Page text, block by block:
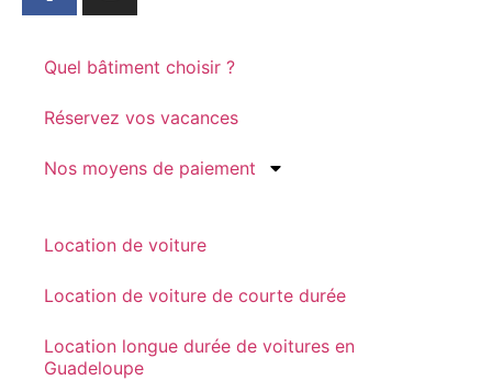
Quel bâtiment choisir ?
Réservez vos vacances
Nos moyens de paiement
Location de voiture
Location de voiture de courte durée
Location longue durée de voitures en
Guadeloupe